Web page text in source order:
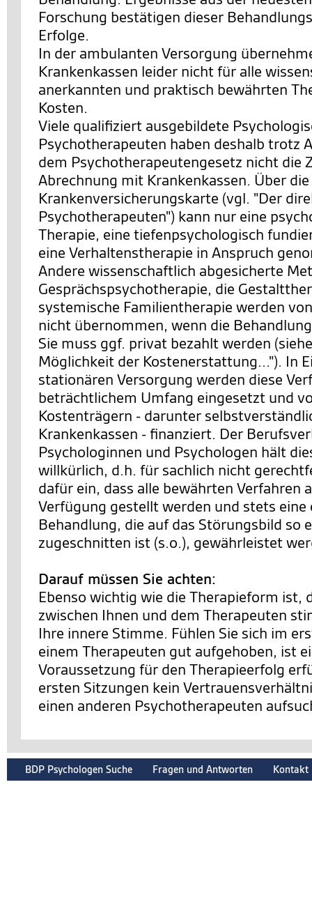
Forschung bestätigen dieser
Erfolge.
In der ambulanten Versorgung
Krankenkassen leider nicht für alle
anerkannten und praktisch bewährten
Kosten.
Viele qualifiziert ausgebildete
Psychotherapeuten haben deshalb trotz
dem Psychotherapeutengesetz nicht die
Abrechnung mit Krankenkassen. Über die
Krankenversicherungskarte (vgl. "Der
Psychotherapeuten") kann nur eine
Therapie, eine tiefenpsychologisch
eine Verhaltenstherapie in Anspruch
Andere wissenschaftlich abgesicherte
Gesprächspsychotherapie, die
systemische Familientherapie werden
nicht übernommen, wenn die
Sie muss ggf. privat bezahlt werden
Möglichkeit der Kostenerstattung..."). In
stationären Versorgung werden diese
beträchtlichem Umfang eingesetzt und
Kostenträgern - darunter
Krankenkassen - finanziert. Der
Psychologinnen und Psychologen hält
willkürlich, d.h. für sachlich nicht
dafür ein, dass alle bewährten Verfahren
Verfügung gestellt werden und stets eine
Behandlung, die auf das Störungsbild so
zugeschnitten ist (s.o.), gewährleistet
Darauf müssen Sie achten:
Ebenso wichtig wie die Therapieform ist,
zwischen Ihnen und dem Therapeuten
Ihre innere Stimme. Fühlen Sie sich im
einem Therapeuten gut aufgehoben, ist
Voraussetzung für den Therapieerfolg
ersten Sitzungen kein
einen anderen Psychotherapeuten
BDP Psychologen Suche Fragen und Antworten Kontakt